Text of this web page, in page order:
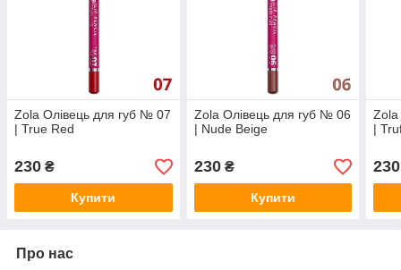
Zola Олівець для губ № 07
| True Red
230 ₴
Купити
Zola Олівець для губ № 06
| Nude Beige
230₴
Купити
Zola
|
230
Про нас